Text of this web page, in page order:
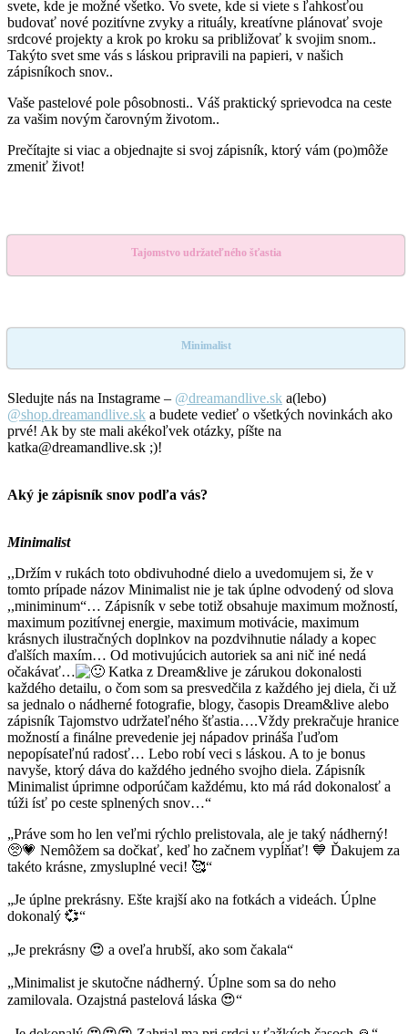
svete, kde je možné všetko. Vo svete, kde si viete s ľahkosťou
budovať nové pozitívne zvyky a rituály, kreatívne plánovať svoje
srdcové projekty a krok po kroku sa približovať k svojim snom..
Takýto svet sme vás s láskou pripravili na papieri, v našich
zápisníkoch snov..
Vaše pastelové pole pôsobnosti.. Váš praktický sprievodca na ceste
za vašim novým čarovným životom..
Prečítajte si viac a objednajte si svoj zápisník, ktorý vám (po)môže
zmeniť život!
Tajomstvo udržateľného šťastia
Minimalist
Sledujte nás na Instagrame – @dreamandlive.sk a(lebo)
@shop.dreamandlive.sk a budete vedieť o všetkých novinkách ako
prvé! Ak by ste mali akékoľvek otázky, píšte na
katka@dreamandlive.sk ;)!
Aký je zápisník snov podľa vás?
Minimalist
,,Držím v rukách toto obdivuhodné dielo a uvedomujem si, že v
tomto prípade názov Minimalist nie je tak úplne odvodený od slova
,,miniminum“… Zápisník v sebe totiž obsahuje maximum možností,
maximum pozitívnej energie, maximum motivácie, maximum
krásnych ilustračných doplnkov na pozdvihnutie nálady a kopec
ďalších maxím… Od motivujúcich autoriek sa ani nič iné nedá
očakávať…
Katka z Dream&live je zárukou dokonalosti
každého detailu, o čom som sa presvedčila z každého jej diela, či už
sa jednalo o nádherné fotografie, blogy, časopis Dream&live alebo
zápisník Tajomstvo udržateľného šťastia….Vždy prekračuje hranice
možností a finálne prevedenie jej nápadov prináša ľuďom
nepopísateľnú radosť… Lebo robí veci s láskou. A to je bonus
navyše, ktorý dáva do každého jedného svojho diela. Zápisník
Minimalist úprimne odporúčam každému, kto má rád dokonalosť a
túži ísť po ceste splnených snov…“
„Práve som ho len veľmi rýchlo prelistovala, ale je taký nádherný!
🥺💗 Nemôžem sa dočkať, keď ho začnem vypĺňať! 💙 Ďakujem za
takéto krásne, zmysluplné veci! 🥰“
„Je úplne prekrásny. Ešte krajší ako na fotkách a videách. Úplne
dokonalý 💞“
„Je prekrásny 😍 a oveľa hrubší, ako som čakala“
„Minimalist je skutočne nádherný. Úplne som sa do neho
zamilovala. Ozajstná pastelová láska 😍“